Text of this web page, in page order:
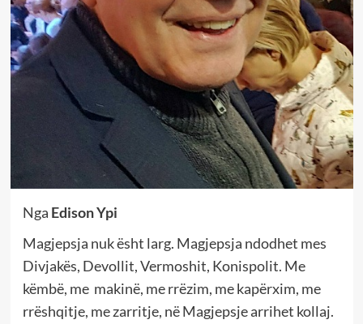
Nga Edison Ypi
Magjepsja nuk ësht larg. Magjepsja ndodhet mes
Divjakës, Devollit, Vermoshit, Konispolit. Me
këmbë, me makinë, me rrëzim, me kapërxim, me
rrëshqitje, me zarritje, në Magjepsje arrihet kollaj.